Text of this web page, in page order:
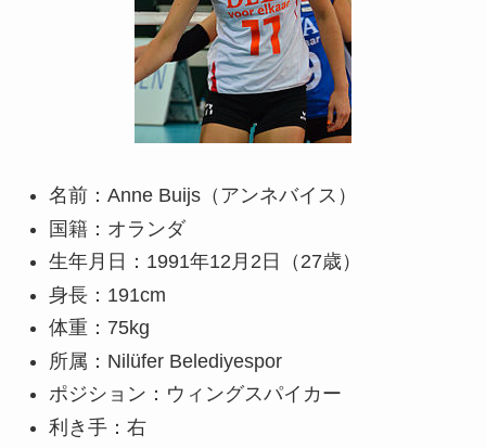
名前：Anne Buijs（アンネバイス）
国籍：オランダ
生年月日：1991年12月2日（27歳）
身長：191cm
体重：75kg
所属：Nilüfer Belediyespor
ポジション：ウィングスパイカー
利き手：右